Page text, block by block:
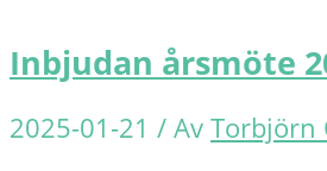
Inbjudan årsmöte
2025-01-21 / Av Torbjörn